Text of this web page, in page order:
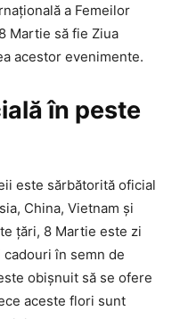
a Femeilor
Martie să fie Ziua
acestor evenimente.​
în peste
este sărbătorită oficial
China, Vietnam și
țări, 8 Martie este zi
în semn de
obișnuit să se ofere
aceste flori sunt